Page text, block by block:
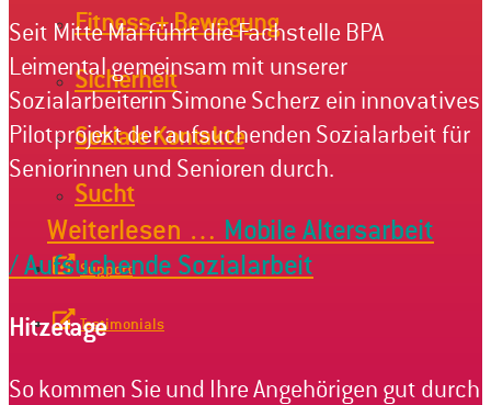
Fitness + Bewegung
Sicherheit
Soziale Kontakte
Sucht
Support
Testimonials
Seit Mitte Mai führt die Fachstelle BPA
Leimental gemeinsam mit unserer
Sozialarbeiterin Simone Scherz ein innovatives
Pilotprojekt der aufsuchenden Sozialarbeit für
Seniorinnen und Senioren durch.
Weiterlesen … Mobile Altersarbeit
/ Aufsuchende Sozialarbeit
Hitzetage
So kommen Sie und Ihre Angehörigen gut durch